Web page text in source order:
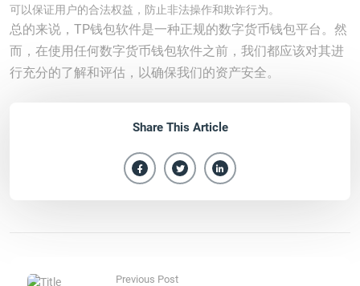
可以保证用户的合法权益，防止非法操作和欺诈行为。
总的来说，TP钱包软件是一种正规的数字货币钱包平台。然
而，在使用任何数字货币钱包软件之前，我们都应该对其进
行充分的了解和评估，以确保我们的资产安全。
Share This Article
Previous Post